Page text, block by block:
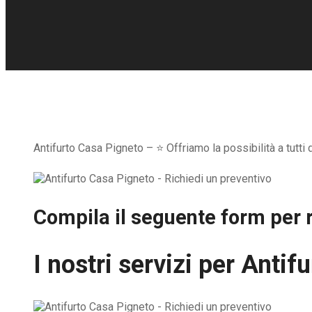
Antifurto Casa Pigneto – ⭐ Offriamo la possibilità a
Compila il seguente form per
I nostri servizi per